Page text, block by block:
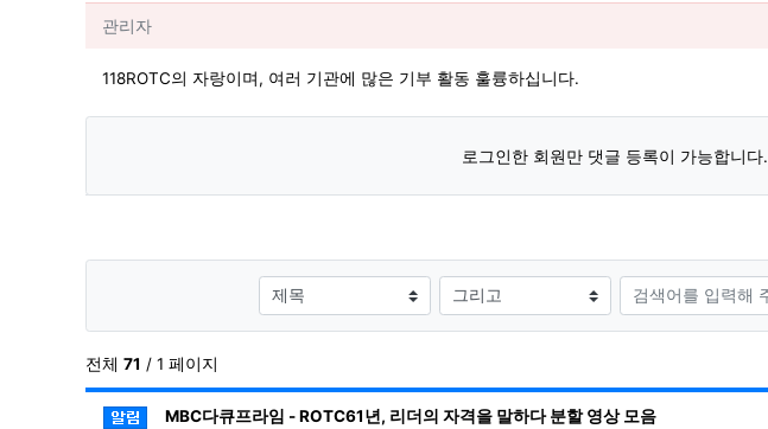
관리자님의 댓글
관리자
118ROTC의 자랑이며, 여러 기관에 많은 기부 활동 훌륭하십니다.
로그인한 회원만 댓글 등록이 가능합니다.
검색대상
검색어
전체 71 / 1 페이지
공지사항
MBC다큐프라임 - ROTC61년, 리더의 자격을 말하다 분할 영상 모음